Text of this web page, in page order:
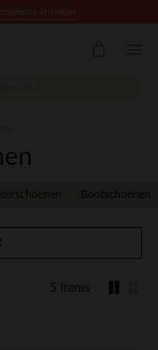
Bootschoenen
5 Items